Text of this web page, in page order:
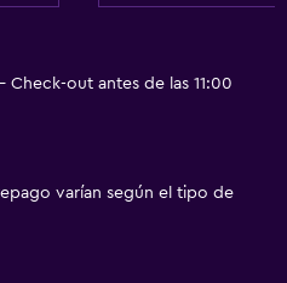
Check-out antes de las 11:00
varían según el tipo de